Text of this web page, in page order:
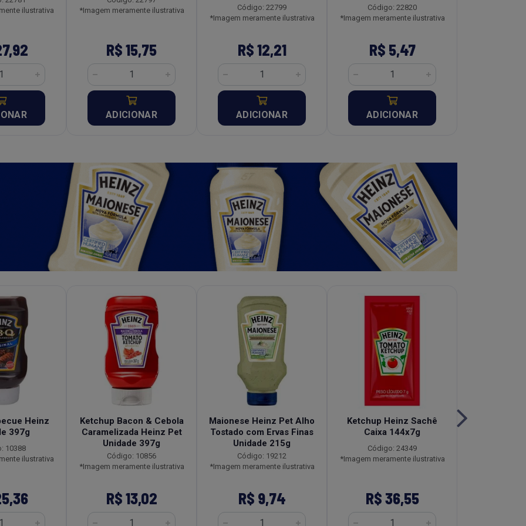
ilustrativa
*Imagem meramente ilustrativa
R$ 15,75
ADICIONAR
Código: 22799
*Imagem meramente ilustrativa
R$ 12,21
ADICIONAR
Código: 22820
*Imagem meramente ilustrativa
R$ 5,47
ADICIONAR
Heinz
397g
10388
ilustrativa
Ketchup Bacon & Cebola
Caramelizada Heinz Pet
Unidade 397g
Código: 10856
*Imagem meramente ilustrativa
R$ 13,02
Maionese Heinz Pet Alho
Tostado com Ervas Finas
Unidade 215g
Código: 19212
*Imagem meramente ilustrativa
R$ 9,74
Ketchup Heinz Sachê
Caixa 144x7g
Código: 24349
*Imagem meramente ilustrativa
R$ 36,55